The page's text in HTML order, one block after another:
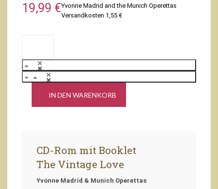
19,99 €Yvonne Madrid and the Munich Operettas
Versandkosten 1,55 €
CD-Rom mit Booklet
The Vintage Love
Yvonne Madrid & Munich Operettas